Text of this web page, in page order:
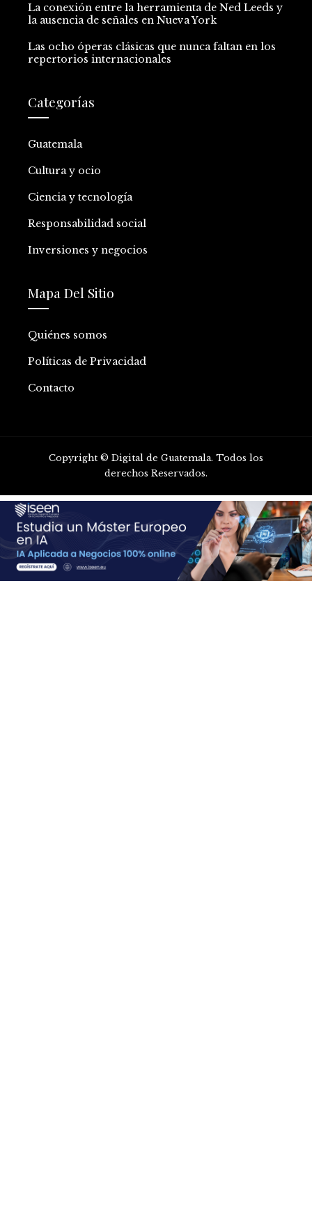
La conexión entre la herramienta de Ned Leeds y
la ausencia de señales en Nueva York
Las ocho óperas clásicas que nunca faltan en los
repertorios internacionales
Categorías
Guatemala
Cultura y ocio
Ciencia y tecnología
Responsabilidad social
Inversiones y negocios
Mapa Del Sitio
Quiénes somos
Políticas de Privacidad
Contacto
Copyright © Digital de Guatemala. Todos los
derechos Reservados.